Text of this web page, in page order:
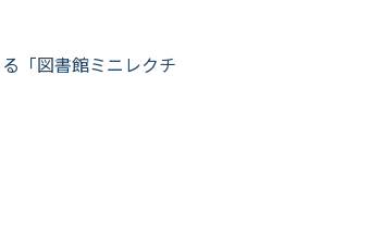
「図書館ミニレクチ